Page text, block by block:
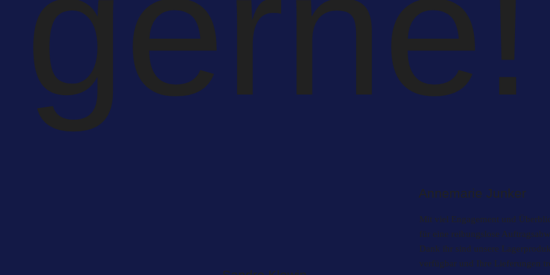
Annemarie Junker
Mit viel Engagement und
für eine reibungslose
Dank ihr sind unsere
verfügbar und Ihre Lieferungen